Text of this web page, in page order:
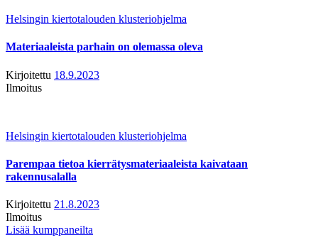
Helsingin kiertotalouden klusteriohjelma
Materiaaleista parhain on olemassa oleva
Kirjoitettu 18.9.2023
Ilmoitus
Helsingin kiertotalouden klusteriohjelma
Parempaa tietoa kierrätysmateriaaleista kaivataan
rakennusalalla
Kirjoitettu 21.8.2023
Ilmoitus
Lisää kumppaneilta